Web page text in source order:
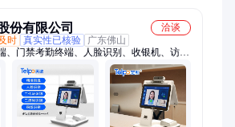
份有限公司
洽谈
时 真实性已核验
广东佛山
、门禁考勤终端、人脸识别、收银机、访客
禁机、人证识别、收款机、平板终端、智能
脸采集、门禁终端、信息采集、称重收银